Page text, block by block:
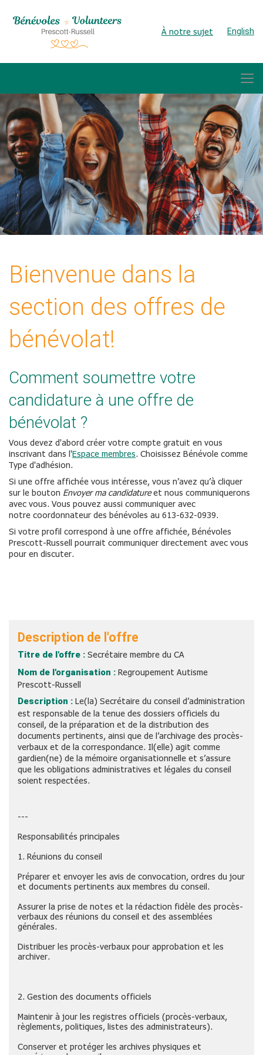
À notre sujet English
Bienvenue dans la
section des offres de
bénévolat!
Comment soumettre votre
candidature à une offre de
bénévolat ?
Vous devez d'abord créer votre compte gratuit en vous
inscrivant dans l'Espace membres. Choisissez Bénévole comme
Type d'adhésion.
Si une offre affichée vous intéresse, vous n’avez qu’à cliquer
sur le bouton Envoyer ma candidatureet nous communiquerons
avec vous. Vous pouvez aussi communiquer avec
notre coordonnateur des bénévoles au 613-632-0939.
Si votre profil correspond à une offre affichée, Bénévoles
Prescott-Russell pourrait communiquer directement avec vous
pour en discuter.
Description de l'offre
Titre de l'offre : Secrétaire membre du CA
Nom de l'organisation : Regroupement Autisme
Prescott-Russell
Description : Le(la) Secrétaire du conseil d’administration
est responsable de la tenue des dossiers officiels du
conseil, de la préparation et de la distribution des
documents pertinents, ainsi que de l’archivage des procès-
verbaux et de la correspondance. Il(elle) agit comme
gardien(ne) de la mémoire organisationnelle et s’assure
que les obligations administratives et légales du conseil
soient respectées.
---
Responsabilités principales
1. Réunions du conseil
Préparer et envoyer les avis de convocation, ordres du jour
et documents pertinents aux membres du conseil.
Assurer la prise de notes et la rédaction fidèle des procès-
verbaux des réunions du conseil et des assemblées
générales.
Distribuer les procès-verbaux pour approbation et les
archiver.
2. Gestion des documents officiels
Maintenir à jour les registres officiels (procès-verbaux,
règlements, politiques, listes des administrateurs).
Conserver et protéger les archives physiques et